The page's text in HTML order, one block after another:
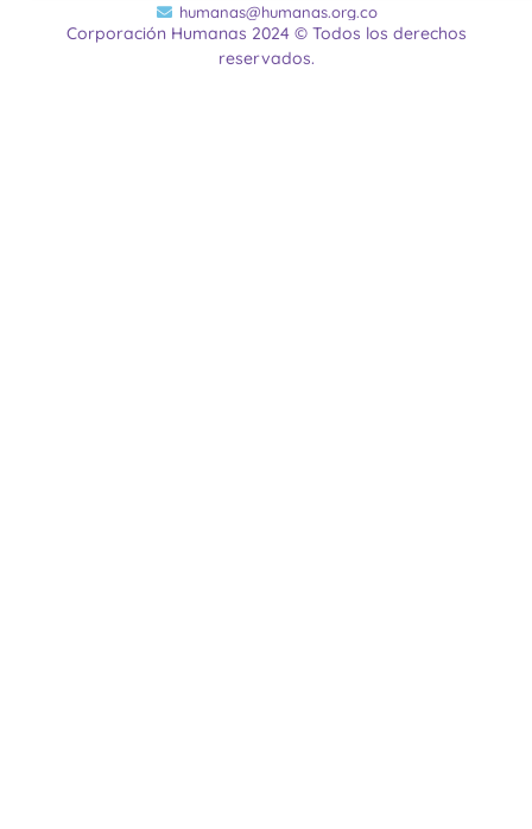
humanas@humanas.org.co
Corporación Humanas 2024 © Todos los derechos
reservados.